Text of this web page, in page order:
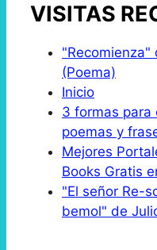
VISITAS
"Recomienza"
(Poema)
Inicio
3 formas para
poemas y
Mejores
Books Gratis
"El señor Re-
bemol" de